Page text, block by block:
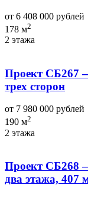
от 6 408 000 рублей
178 м2
2 этажа
Проект СБ267
трех сторон
от 7 980 000 рублей
190 м2
2 этажа
Проект СБ268
два этажа, 407